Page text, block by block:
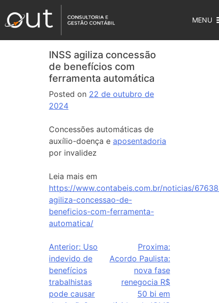
MENU
INSS agiliza concessão
de benefícios com
ferramenta automática
Posted on 22 de outubro de
2024
Concessões automáticas de
auxílio-doença e aposentadoria
por invalidez
Leia mais em
https://www.contabeis.com.br/noticias/
agiliza-concessao-de-
beneficios-com-ferramenta-
automatica/
Anterior: Uso
indevido de
benefícios
trabalhistas
pode causar
Proxima:
Acordo Paulista:
nova fase
renegocia R$
50 bi em